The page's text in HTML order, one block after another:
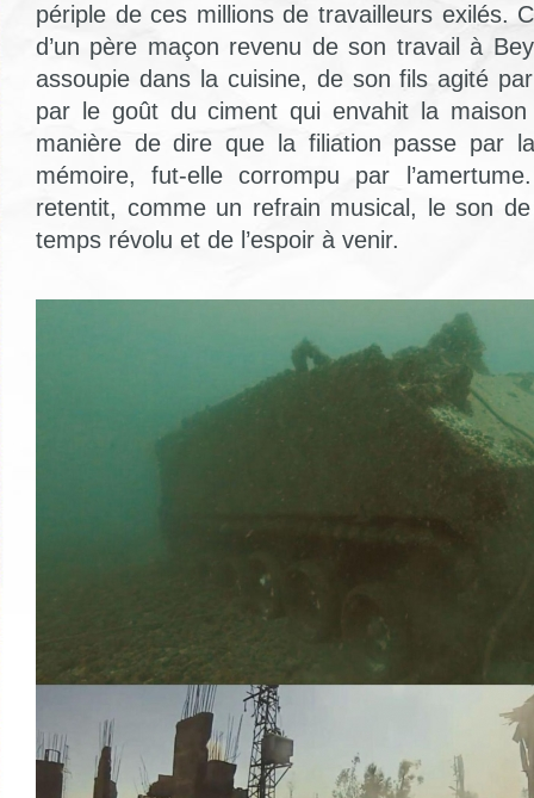
périple de ces millions de travailleurs exilés.
d’un père maçon revenu de son travail à
assoupie dans la cuisine, de son fils agité
par le goût du ciment qui envahit la
manière de dire que la filiation passe par
mémoire, fut-elle corrompu par
retentit, comme un refrain musical, le son
temps révolu et de l’espoir à venir.